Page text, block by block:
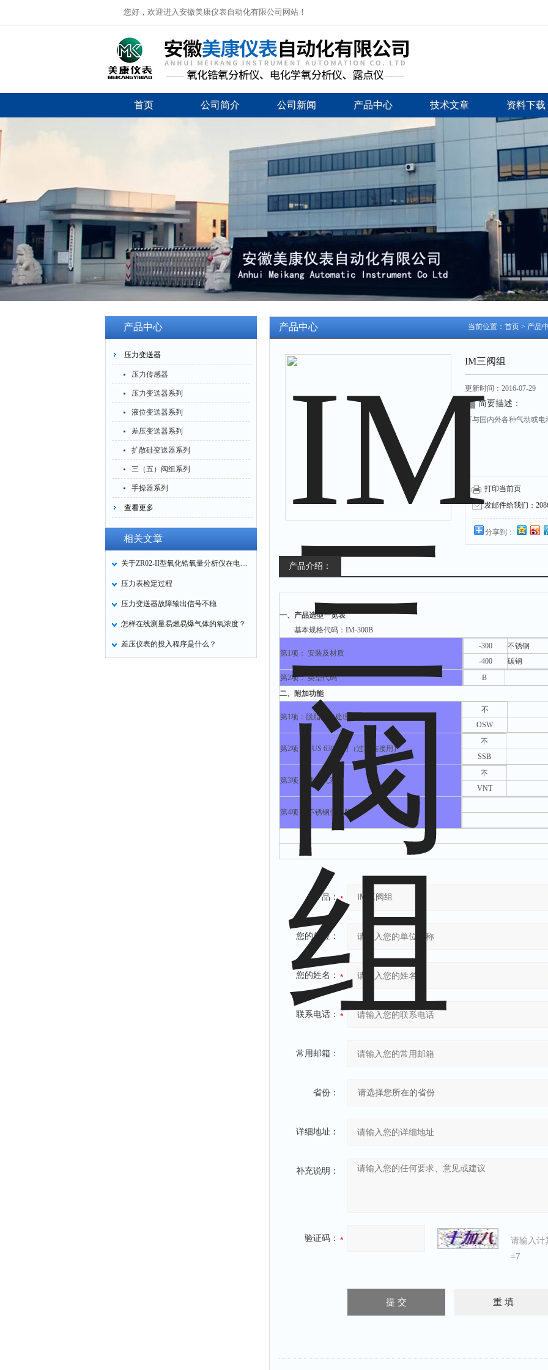
您好，欢迎进入安徽美康仪表自动化有限公司网站！
首页 公司简介 公司新闻 产品中心 技术文章 资料下载
产品中心
压力变送器
压力传感器
压力变送器系列
液位变送器系列
差压变送器系列
扩散硅变送器系列
三（五）阀组系列
手操器系列
查看更多
相关文章
关于ZR02-II型氧化锆氧量分析仪在电力行业应用案例
压力表检定过程
压力变送器故障输出信号不稳
怎样在线测量易燃易爆气体的氧浓度？
差压仪表的投入程序是什么？
当前位置： 首页 > 产品
产品中心
IM三阀组
更新时间：2016-07-29
简要描述：
可与国内外各种气动或
打印当前页
发邮件给我们：
分享到：
产品介绍：
一、产品选型一览表
基本规格代码：IM-300B
第1项： 安装及材质
-300
不锈钢
-400
碳钢
第2项： 类型代码
B
二、附加功能
第1项：脱脂洗净处理（只适用于不锈钢）
不
OSW
第2项： SUS 630螺钉（过程连接用）
不
SSB
第3项： 排气孔塞
不
VNT
第4项： 不锈钢位号牌
产品：
您的单位：
您的姓名：
联系电话：
常用邮箱：
省份：
详细地址：
补充说明：
验证码：
请输入计
=7